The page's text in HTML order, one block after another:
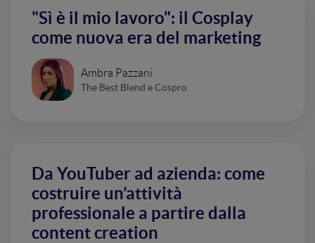
"Sì è il mio lavoro": il Cosplay
come nuova era del marketing
Ambra Pazzani
The Best Blend e Cospro
Da YouTuber ad azienda: come
costruire un’attività
professionale a partire dalla
content creation